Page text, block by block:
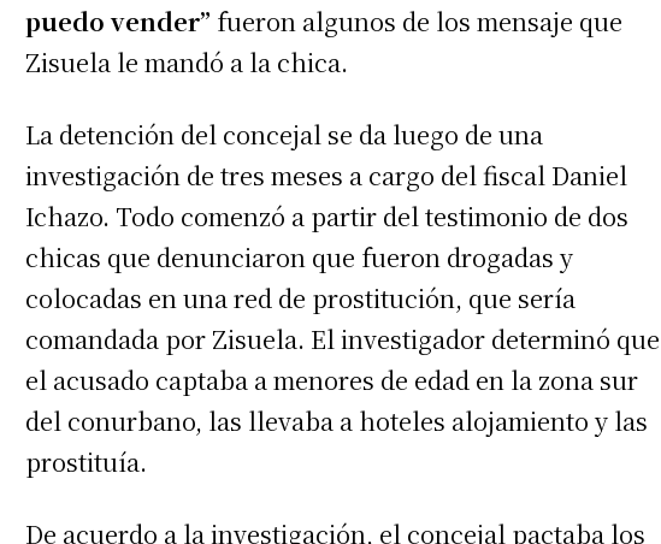
puedo vender” fueron algunos de los mensaje que
Zisuela le mandó a la chica.
La detención del concejal se da luego de una
investigación de tres meses a cargo del fiscal Daniel
Ichazo. Todo comenzó a partir del testimonio de dos
chicas que denunciaron que fueron drogadas y
colocadas en una red de prostitución, que sería
comandada por Zisuela. El investigador determinó que
el acusado captaba a menores de edad en la zona sur
del conurbano, las llevaba a hoteles alojamiento y las
prostituía.
De acuerdo a la investigación, el concejal pactaba los